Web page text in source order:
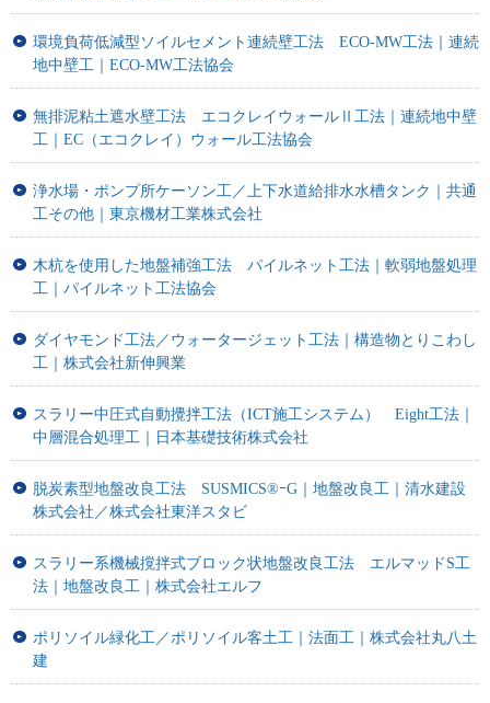
環境負荷低減型ソイルセメント連続壁工法 ECO-MW工法｜連続
地中壁工｜ECO-MW工法協会
無排泥粘土遮水壁工法 エコクレイウォールⅡ工法｜連続地中壁
工｜EC（エコクレイ）ウォール工法協会
浄水場・ポンプ所ケーソン工／上下水道給排水水槽タンク｜共通
工その他｜東京機材工業株式会社
木杭を使用した地盤補強工法 パイルネット工法｜軟弱地盤処理
工｜パイルネット工法協会
ダイヤモンド工法／ウォータージェット工法｜構造物とりこわし
工｜株式会社新伸興業
スラリー中圧式自動攪拌工法（ICT施工システム） Eight工法｜
中層混合処理工｜日本基礎技術株式会社
脱炭素型地盤改良工法 SUSMICS®ｰG｜地盤改良工｜清水建設
株式会社／株式会社東洋スタビ
スラリー系機械撹拌式ブロック状地盤改良工法 エルマッドS工
法｜地盤改良工｜株式会社エルフ
ポリソイル緑化工／ポリソイル客土工｜法面工｜株式会社丸八土
建